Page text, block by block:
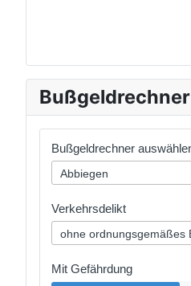
Bußgeldrechner